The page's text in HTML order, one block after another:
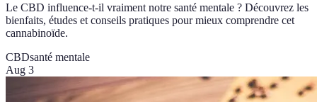
Le CBD influence-t-il vraiment notre santé mentale ? Découvrez les
bienfaits, études et conseils pratiques pour mieux comprendre cet
cannabinoïde.
CBDsanté mentale
Aug 3